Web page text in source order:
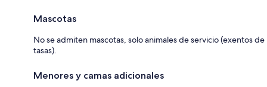
Mascotas
No se admiten mascotas, solo animales de servicio (exentos de
tasas).
Menores y camas adicionales